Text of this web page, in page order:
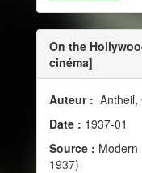
On the
cinéma]
Auteur : Antheil,
Date : 1937-01
Source : Modern
1937)